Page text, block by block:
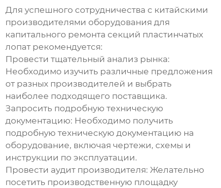
Для успешного сотрудничества с китайскими
производителями оборудования для
капитального ремонта секций пластинчатых
лопат рекомендуется:
Провести тщательный анализ рынка:
Необходимо изучить различные предложения
от разных производителей и выбрать
наиболее подходящего поставщика.
Запросить подробную техническую
документацию: Необходимо получить
подробную техническую документацию на
оборудование, включая чертежи, схемы и
инструкции по эксплуатации.
Провести аудит производителя: Желательно
посетить производственную площадку